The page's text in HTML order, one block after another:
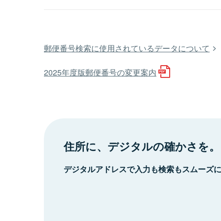
郵便番号検索に使用されているデータについて
2025年度版郵便番号の変更案内
住所に、デジタルの確かさを。
デジタルアドレスで入力も検索もスムーズ